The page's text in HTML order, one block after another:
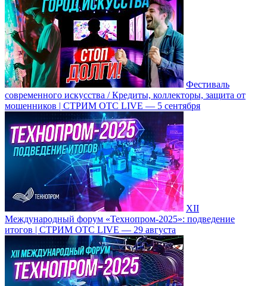
Фестиваль
современного искусства / Кредиты, коллекторы, защита от
мошенников | СТРИМ ОТС LIVE — 5 сентября
XII
Международный форум «Технопром-2025»: подведение
итогов | СТРИМ ОТС LIVE — 29 августа